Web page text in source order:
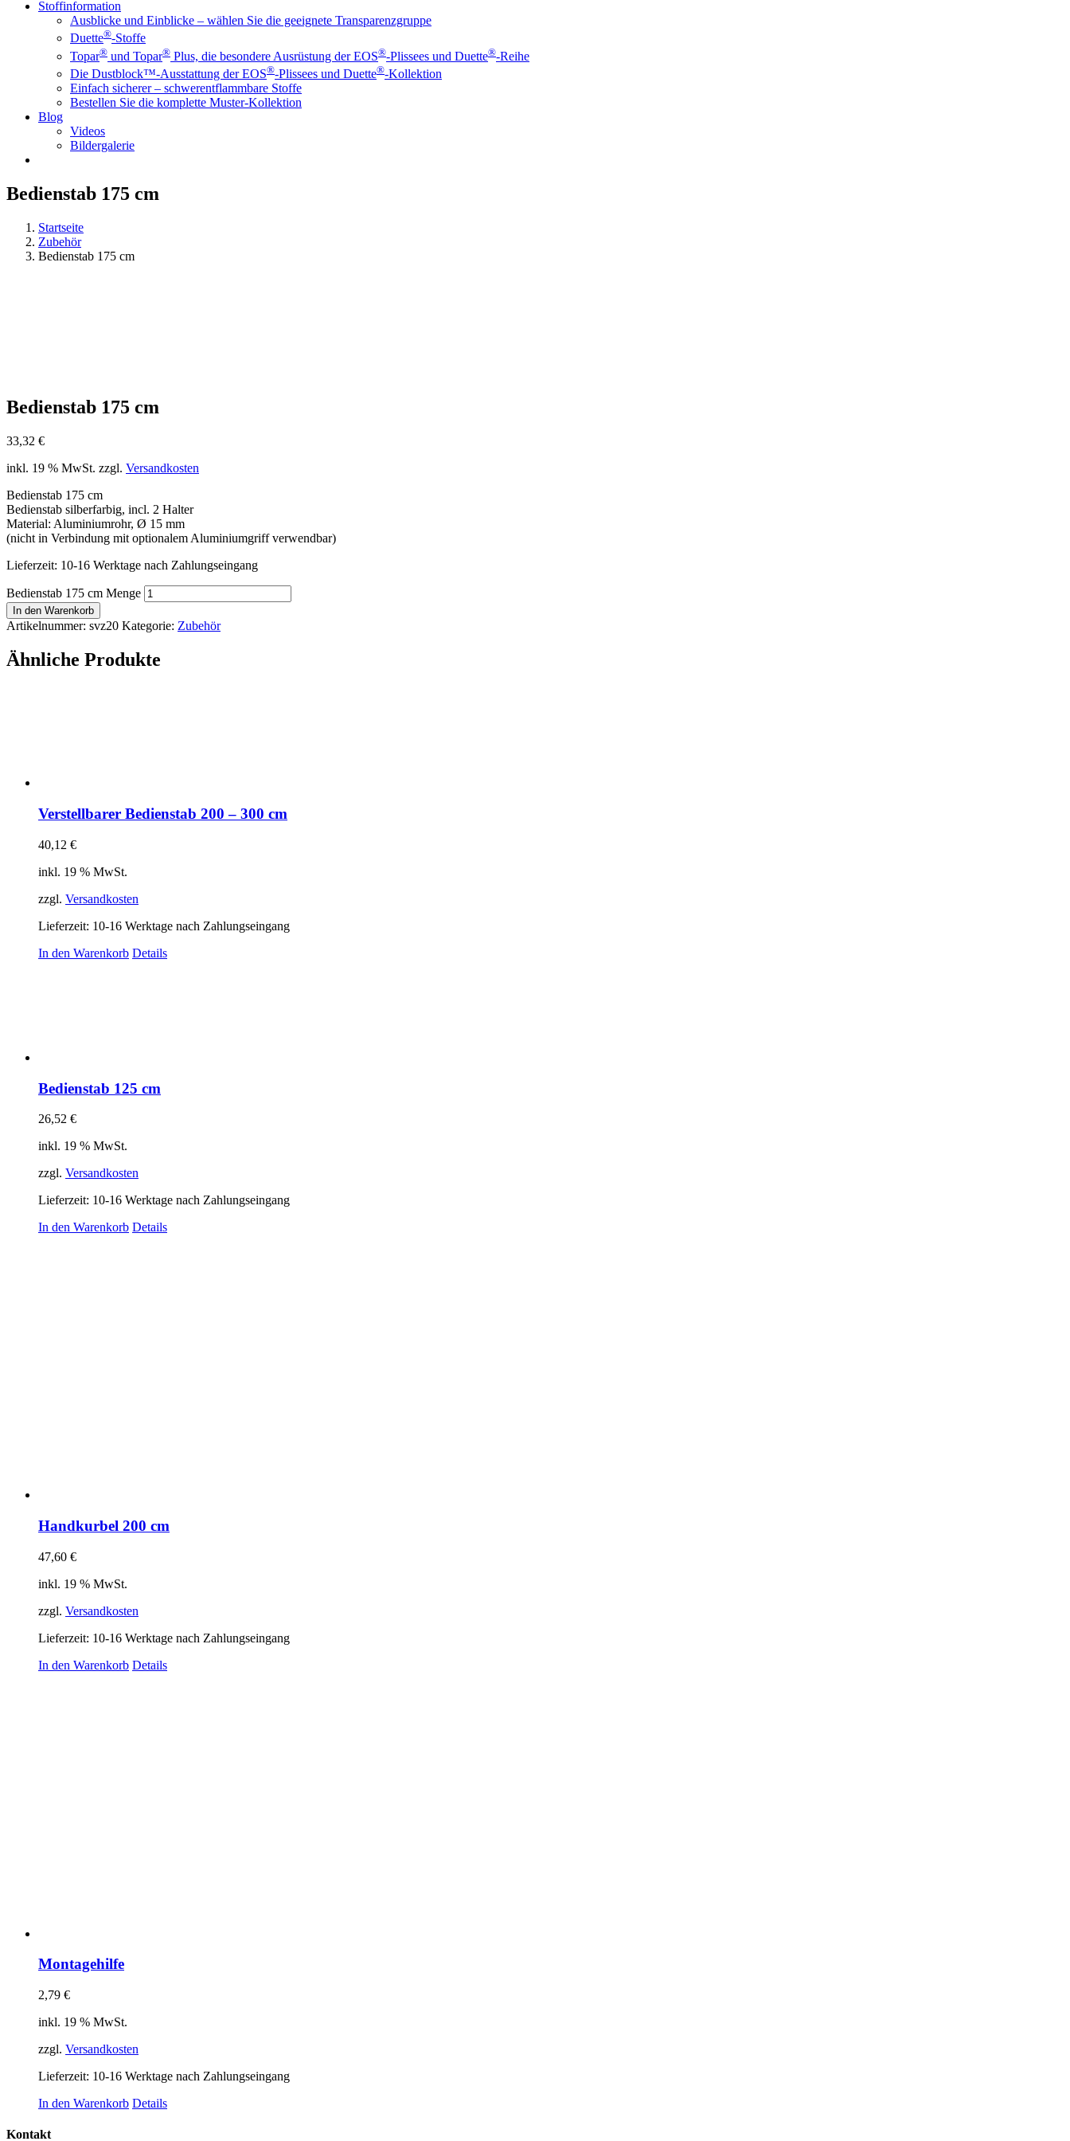
Stoffinformation
Ausblicke und Einblicke – wählen Sie die geeignete Transparenzgruppe
Duette®-Stoffe
Topar® und Topar® Plus, die besondere Ausrüstung der EOS®-Plissees und Duette®-Reihe
Die Dustblock™-Ausstattung der EOS®-Plissees und Duette®-Kollektion
Einfach sicherer – schwerentflammbare Stoffe
Bestellen Sie die komplette Muster-Kollektion
Blog
Videos
Bildergalerie
Bedienstab 175 cm
Startseite
Zubehör
Bedienstab 175 cm
Bedienstab 175 cm
33,32 €
inkl. 19 % MwSt. zzgl. Versandkosten
Bedienstab 175 cm
Bedienstab silberfarbig, incl. 2 Halter
Material: Aluminiumrohr, Ø 15 mm
(nicht in Verbindung mit optionalem Aluminiumgriff verwendbar)
Lieferzeit: 10-16 Werktage nach Zahlungseingang
Bedienstab 175 cm Menge
In den Warenkorb
Artikelnummer: svz20 Kategorie: Zubehör
Ähnliche Produkte
Verstellbarer Bedienstab 200 – 300 cm
40,12 €
inkl. 19 % MwSt.
zzgl. Versandkosten
Lieferzeit: 10-16 Werktage nach Zahlungseingang
In den Warenkorb Details
Bedienstab 125 cm
26,52 €
inkl. 19 % MwSt.
zzgl. Versandkosten
Lieferzeit: 10-16 Werktage nach Zahlungseingang
In den Warenkorb Details
Handkurbel 200 cm
47,60 €
inkl. 19 % MwSt.
zzgl. Versandkosten
Lieferzeit: 10-16 Werktage nach Zahlungseingang
In den Warenkorb Details
Montagehilfe
2,79 €
inkl. 19 % MwSt.
zzgl. Versandkosten
Lieferzeit: 10-16 Werktage nach Zahlungseingang
In den Warenkorb Details
Kontakt